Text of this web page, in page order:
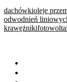
dachówkioleje
odwodnień
krawężniki